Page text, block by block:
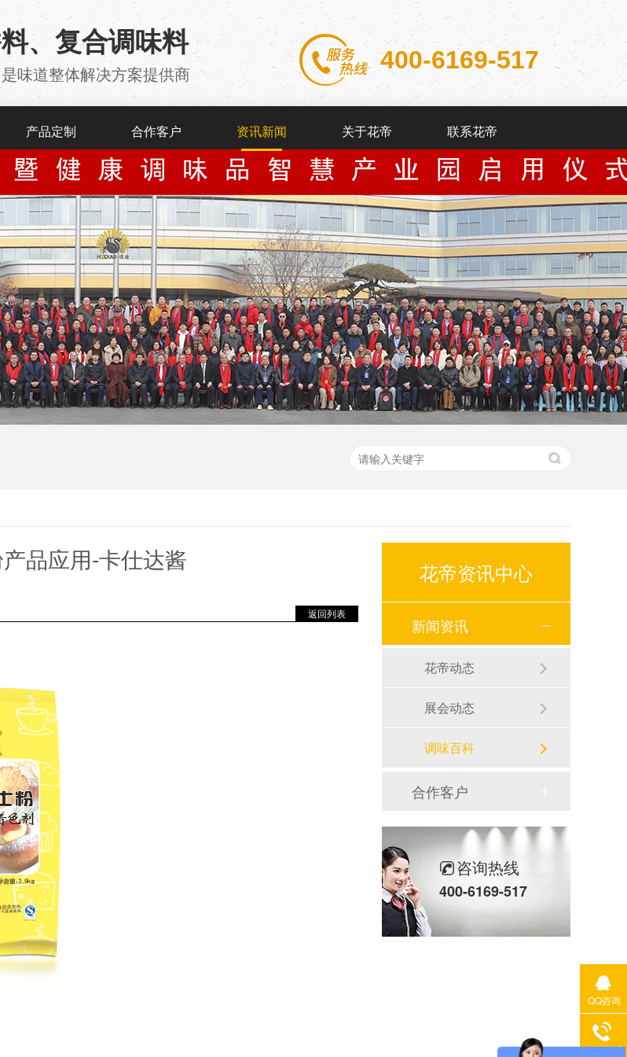
、复合调味料
味道整体解决方案提供商
400-6169-517
产品定制 合作客户 资讯新闻 关于花帝 联系花帝
品应用-卡仕达酱
返回列表
花帝资讯中心
新闻资讯
花帝动态
展会动态
调味百科
合作客户
咨询热线
400-6169-517
QQ咨询
400电话